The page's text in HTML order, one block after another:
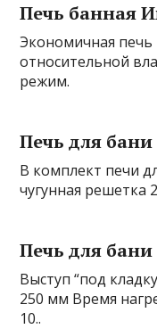
Печь банная
Экономичная
относительной
режим.
Печь для
В комплект печи
чугунная решетка
Печь для
Выступ “под
250 мм Время
10..